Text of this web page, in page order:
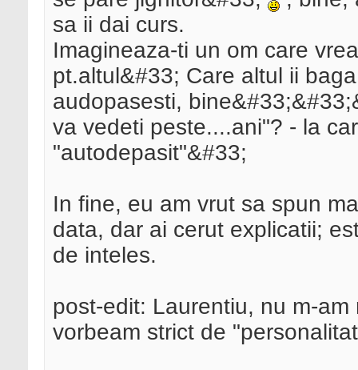
sa ii dai curs.
Imagineaza-ti un om care
pt.altul&#33; Care altul ii
audopasesti,
va vedeti peste....ani"? - la
"autodepasit"&#33;
In fine, eu am vrut sa spun
data, dar ai cerut explicatii;
de inteles.
post-edit: Laurentiu, nu m-
vorbeam strict de